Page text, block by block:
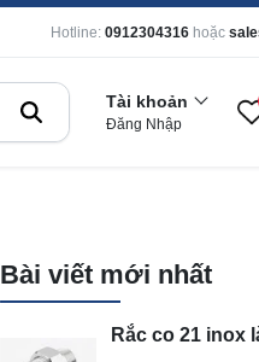
Hotline: 0912304316 hoặc
Tài khoản
Đăng Nhập
Bài viết mới nhất
Rắc co 21 inox